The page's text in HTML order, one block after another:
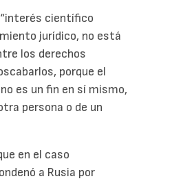
científico
jurídico, no está
los derechos
porque el
es un fin en sí mismo,
persona o de un
en el caso
a Rusia por